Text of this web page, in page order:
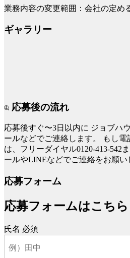
業務内容の変更範囲：会社の定め
ギャラリー
応募後の流れ
応募後すぐ〜3日以内に ジョブハ
ールなどでご連絡します。
もし電
は、フリーダイヤル0120-413-542
ールやLINEなどでご連絡をお願い
応募フォーム
応募フォームはこちら
氏名 必須